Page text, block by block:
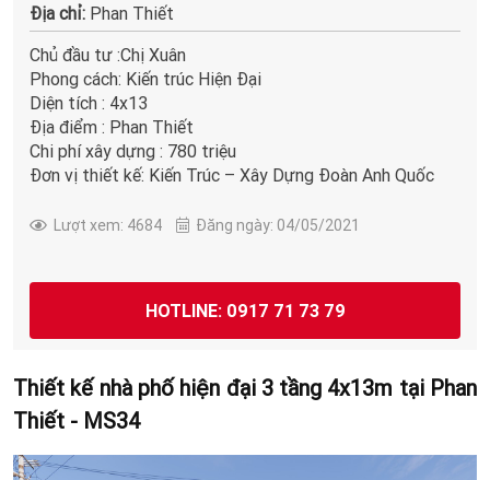
Địa chỉ: Phan Thiết
Chủ đầu tư :Chị Xuân
Phong cách: Kiến trúc Hiện Đại
Diện tích : 4x13
Địa điểm : Phan Thiết
Chi phí xây dựng : 780 triệu
Đơn vị thiết kế: Kiến Trúc – Xây Dựng Đoàn Anh Quốc
Lượt xem: 4684 Đăng ngày: 04/05/2021
HOTLINE: 0917 71 73 79
Thiết kế nhà phố hiện đại 3 tầng 4x13m tại Phan
Thiết - MS34